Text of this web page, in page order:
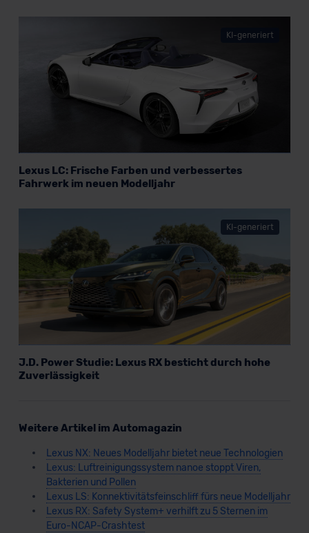
KI-generiert
Lexus LC: Frische Farben und verbessertes
Fahrwerk im neuen Modelljahr
KI-generiert
J.D. Power Studie: Lexus RX besticht durch hohe
Zuverlässigkeit
Weitere Artikel im Automagazin
Lexus NX: Neues Modelljahr bietet neue Technologien
Lexus: Luftreinigungssystem nanoe stoppt Viren,
Bakterien und Pollen
Lexus LS: Konnektivitätsfeinschliff fürs neue Modelljahr
Lexus RX: Safety System+ verhilft zu 5 Sternen im
Euro-NCAP-Crashtest